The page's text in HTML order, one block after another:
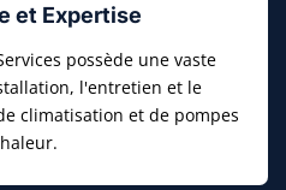
et Expertise
possède une vaste
l'entretien et le
climatisation et de pompes